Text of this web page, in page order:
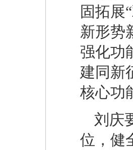
固拓展
新形势
强化功
建同新
核心功
刘庆
位，‌健